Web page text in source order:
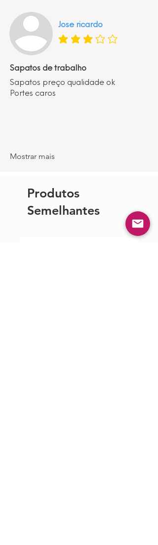
Jose ricardo
classificação média é 3 de 5
Sapatos de trabalho
Sapatos preço qualidade ok
Portes caros
Mostrar mais
Produtos
Semelhantes